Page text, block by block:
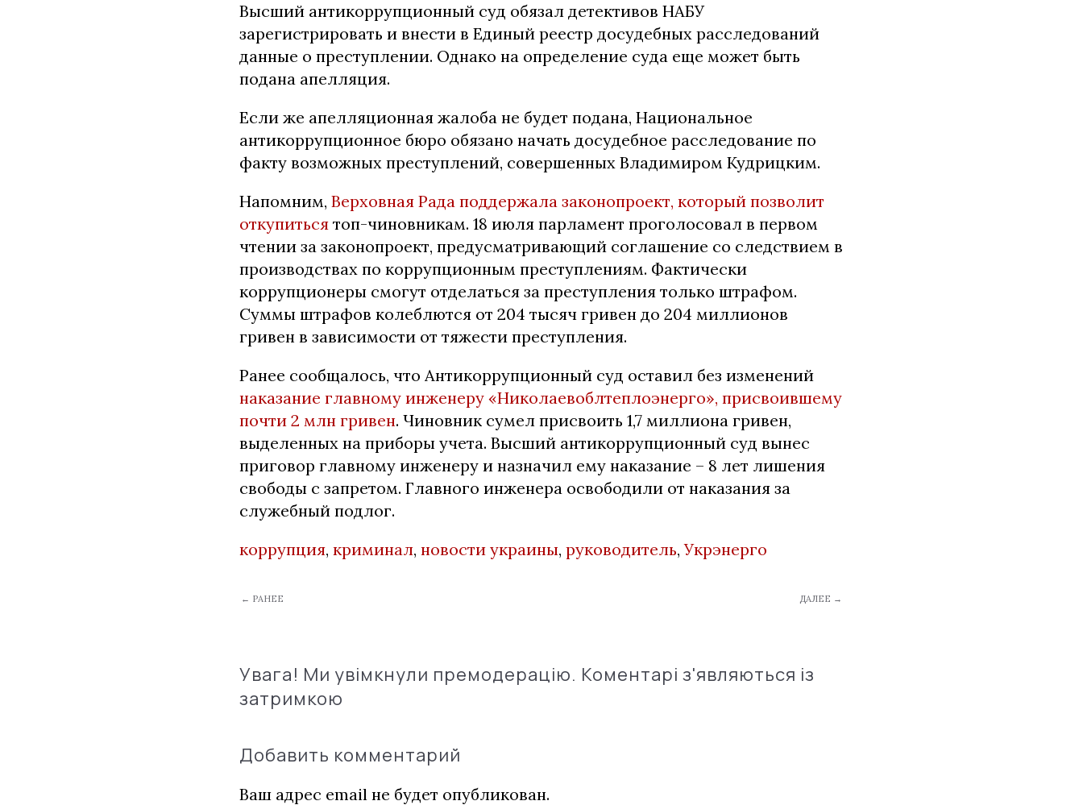
Высший антикоррупционный суд обязал детективов НАБУ
зарегистрировать и внести в Единый реестр досудебных расследований
данные о преступлении. Однако на определение суда еще может быть
подана апелляция.
Если же апелляционная жалоба не будет подана, Национальное
антикоррупционное бюро обязано начать досудебное расследование по
факту возможных преступлений, совершенных Владимиром Кудрицким.
Напомним, Верховная Рада поддержала законопроект, который позволит
откупиться топ-чиновникам. 18 июля парламент проголосовал в первом
чтении за законопроект, предусматривающий соглашение со следствием в
производствах по коррупционным преступлениям. Фактически
коррупционеры смогут отделаться за преступления только штрафом.
Суммы штрафов колеблются от 204 тысяч гривен до 204 миллионов
гривен в зависимости от тяжести преступления.
Ранее сообщалось, что Антикоррупционный суд оставил без изменений
наказание главному инженеру «Николаевоблтеплоэнерго», присвоившему
почти 2 млн гривен. Чиновник сумел присвоить 1,7 миллиона гривен,
выделенных на приборы учета. Высший антикоррупционный суд вынес
приговор главному инженеру и назначил ему наказание – 8 лет лишения
свободы с запретом. Главного инженера освободили от наказания за
служебный подлог.
коррупция, криминал, новости украины, руководитель,Укрэнерго
← РАНЕЕ ДАЛЕЕ →
Увага! Ми увімкнули премодерацію. Коментарі з'являються із
затримкою
Добавить комментарий
Ваш адрес email не будет опубликован.